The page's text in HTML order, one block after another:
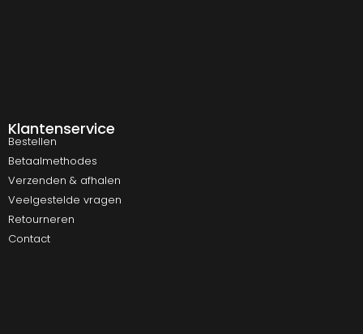
Klantenservice
Bestellen
Betaalmethodes
Verzenden & afhalen
Veelgestelde vragen
Retourneren
Contact